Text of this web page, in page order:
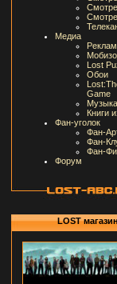
Медиа
Lost
Обои
Game
Книги
Фан-уголок
Фан-
Фан-
Фан-
Форум
LOST